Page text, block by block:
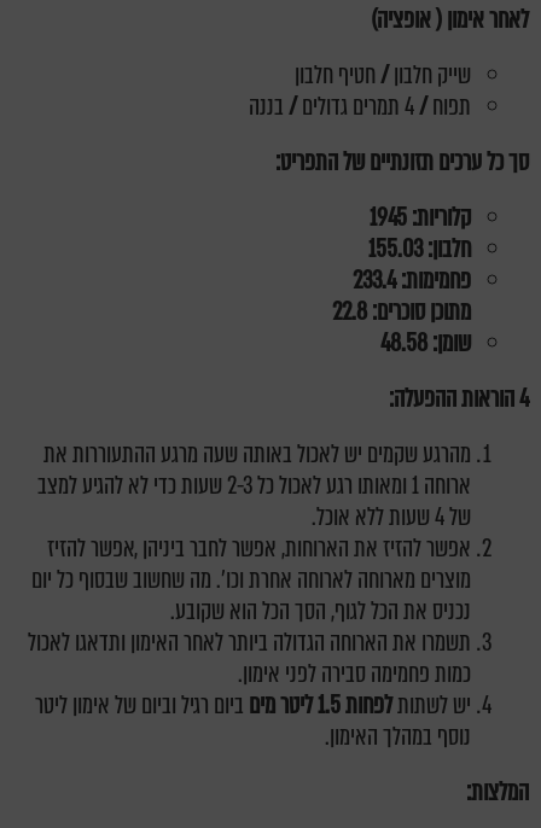
לאחר אימון ( אופציה)
שייק חלבון/חטיף חלבון
תפוח/
/בננה
סך כל ערכים תזונתיים של התפריט:
קלוריות: 1945
חלבון:155.03
פחמימות:233.4
מתוכן סוכרים: 22.8
שומן:48.58
4 הוראות ההפעלה:
מהרגע שקמים יש לאכול באותה שעה מרגע ההתעוררות את
ארוחה 1 ומאותו רגע לאכול כל 2-3 שעות כדי לא להגיע למצב
של 4 שעות ללא אוכל.
אפשר להזיז את הארוחות, אפשר לחבר ביניהן ,אפשר להזיז
מוצרים מארוחה לארוחה אחרת וכו'. מה שחשוב שבסוף כל יום
נכניס את הכל לגוף, הסך הכל הוא שקובע.
תשמרו את הארוחה הגדולה ביותר לאחר האימון ותדאגו לאכול
כמות פחמימה סבירה לפני אימון.
יש לשתותלפחות 1.5 ליטר מים
ביום רגיל וביום של אימון ליטר
נוסף במהלך האימון.
המלצות: